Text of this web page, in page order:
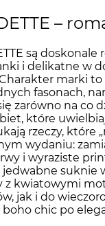
–
są
i delikatne w
marki
fasonach,
zarówno na co
które
rzeczy, które
wydaniu:
i wyraziste
suknie
z kwiatowymi
jak i do
chic po